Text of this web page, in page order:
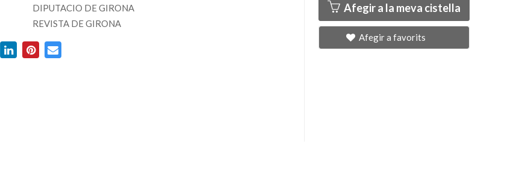
DIPUTACIO DE GIRONA
REVISTA DE GIRONA
Afegir a la meva cistella
Afegir a favorits